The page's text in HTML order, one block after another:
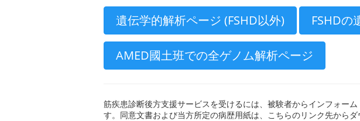
遺伝学的解析ページ (FSHD以外) FSHDの
AMED國土班での全ゲノム解析ページ
筋疾患診断後方支援サービスを受けるには、被験者からインフォー
す。同意文書および当方所定の病歴用紙は、こちらのリンク先からダ